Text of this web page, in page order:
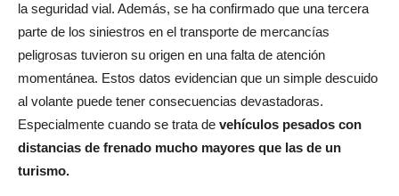
la seguridad vial. Además, se ha confirmado que una tercera
parte de los siniestros en el transporte de mercancías
peligrosas tuvieron su origen en una falta de atención
momentánea. Estos datos evidencian que un simple descuido
al volante puede tener consecuencias devastadoras.
Especialmente cuando se trata de vehículos pesados con
distancias de frenado mucho mayores que las de un
turismo.